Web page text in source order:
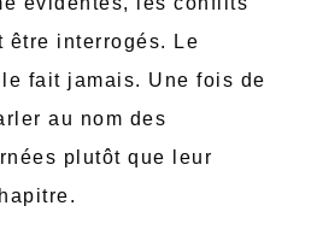
être interrogés. Le
fait jamais. Une fois de
au nom des
plutôt que leur